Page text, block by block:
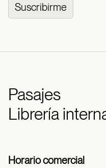
Suscribirme
Pasajes
Librería
Horario comercial